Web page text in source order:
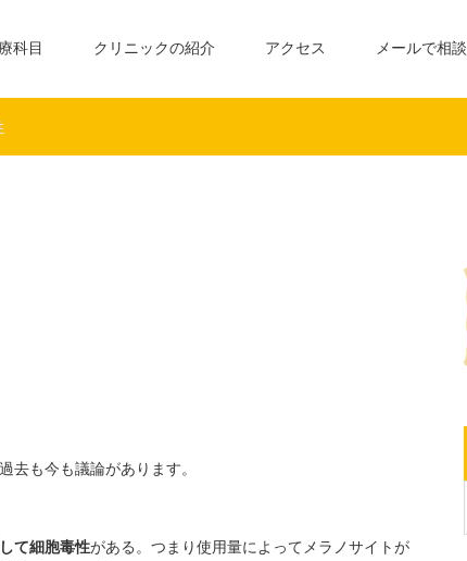
科目 クリニックの紹介 アクセス メールで相談
も今も議論があります。
て細胞毒性がある。つまり使用量によってメラノサイトが